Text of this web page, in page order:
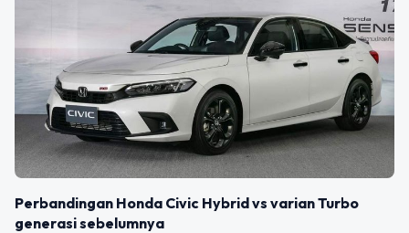
Perbandingan Honda Civic Hybrid vs varian Turbo
generasi sebelumnya